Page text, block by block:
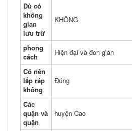
Dù có
không
gian
lưu trữ
KHÔNG
phong
cách
Hiện đại và đơn giản
Có nên
lắp ráp
không
Đúng
Các
quận và
quận
huyện Cao